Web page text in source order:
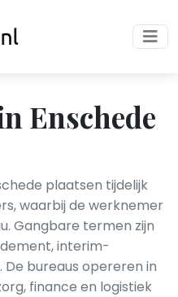
Enschede
plaatsen tijdelijk
waarbij de werknemer
Gangbare termen zijn
interim-
bureaus opereren in
finance en logistiek